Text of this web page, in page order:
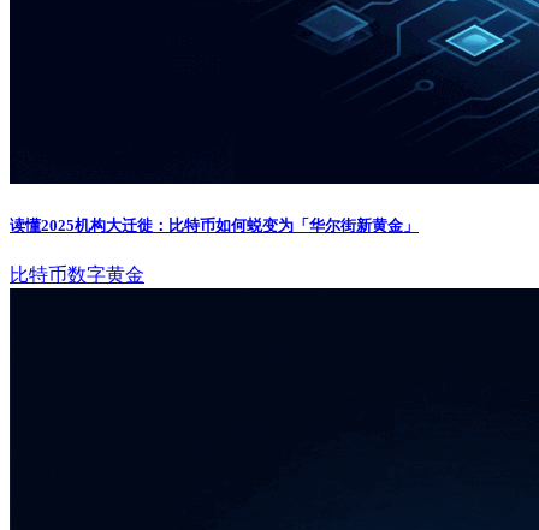
读懂2025机构大迁徙：比特币如何蜕变为「华尔街新黄金」
比特币数字黄金